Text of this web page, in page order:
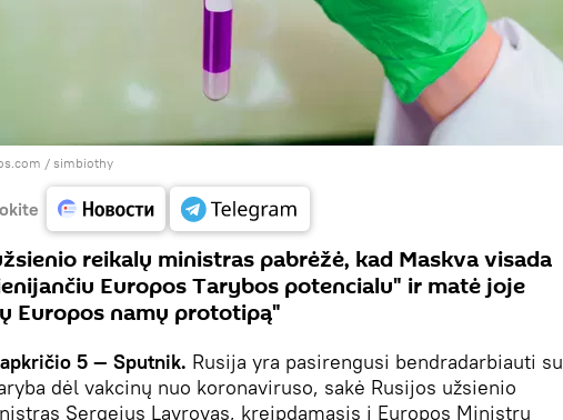
/ simbiothy
reikalų ministras pabrėžė, kad Maskva visada
Europos Tarybos potencialu" ir matė joje
Europos namų prototipą"
5 — Sputnik. Rusija yra pasirengusi bendradarbiauti su
dėl vakcinų nuo koronaviruso, sakė Rusijos užsienio
Sergejus Lavrovas, kreipdamasis į Europos Ministrų